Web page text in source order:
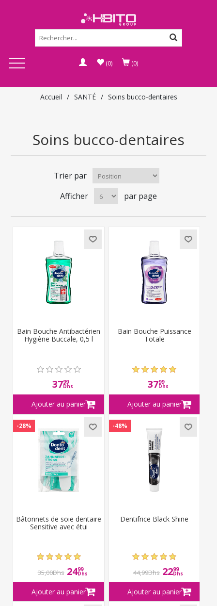
(0) (0)
Accueil / SANTÉ / Soins bucco-dentaires
Soins bucco-dentaires
Trier par
Afficher
par page
Bain Bouche Antibactérien
Hygiène Buccale, 0,5 l
3799
Dhs
Bain Bouche Puissance
Totale
3799
Dhs
-28%
Bâtonnets de soie dentaire
Sensitive avec étui
35,00Dhs 2499
Dhs
-48%
Dentifrice Black Shine
44,99Dhs 2299
Dhs